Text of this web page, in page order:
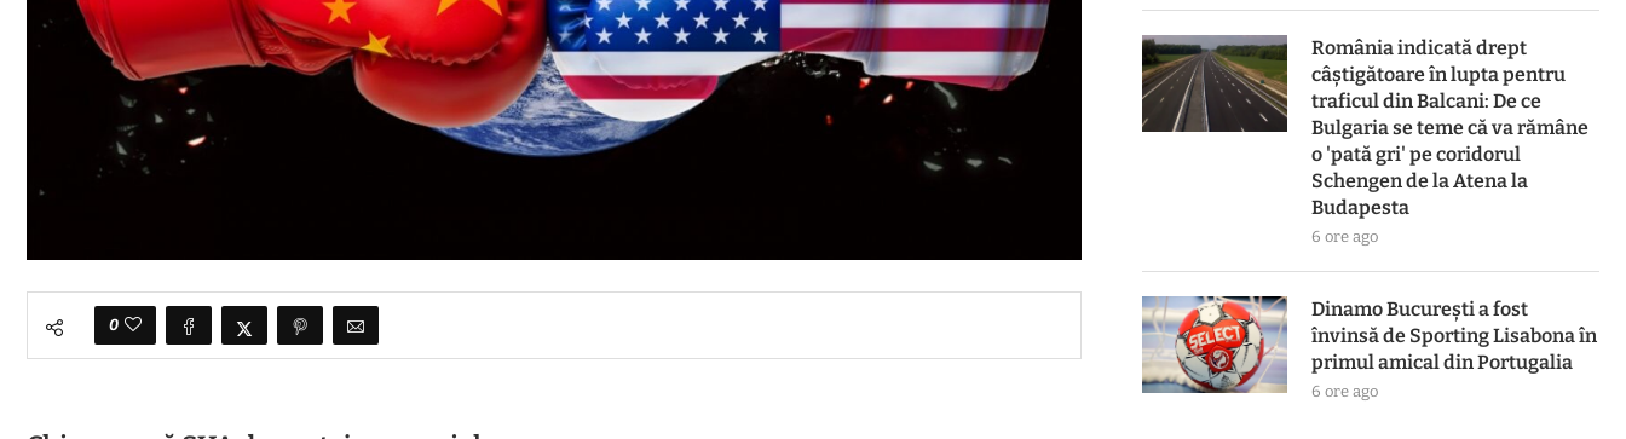
0
România indicată drept
câștigătoare în lupta pentru
traficul din Balcani: De ce
Bulgaria se teme că va rămâne
o 'pată gri' pe coridorul
Schengen de la Atena la
Budapesta
6 ore ago
Dinamo București a fost
învinsă de Sporting Lisabona în
primul amical din Portugalia
6 ore ago